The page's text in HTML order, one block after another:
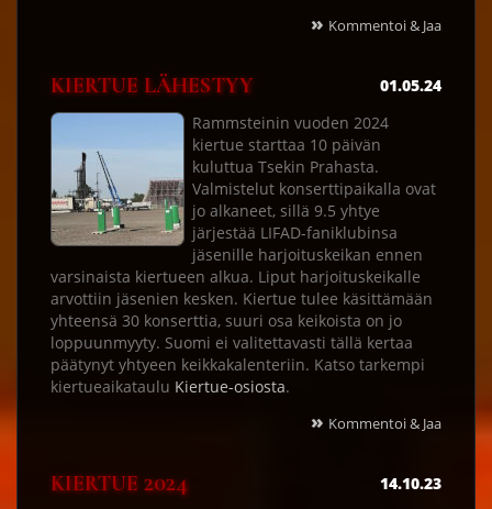
» Kommentoi & Jaa
KIERTUE LÄHESTYY
01.05.24
Rammsteinin vuoden 2024
kiertue starttaa 10 päivän
kuluttua Tsekin Prahasta.
Valmistelut konserttipaikalla ovat
jo alkaneet, sillä 9.5 yhtye
järjestää LIFAD-faniklubinsa
jäsenille harjoituskeikan ennen
varsinaista kiertueen alkua. Liput harjoituskeikalle
arvottiin jäsenien kesken. Kiertue tulee käsittämään
yhteensä 30 konserttia, suuri osa keikoista on jo
loppuunmyyty. Suomi ei valitettavasti tällä kertaa
päätynyt yhtyeen keikkakalenteriin. Katso tarkempi
kiertueaikataulu Kiertue-osiosta.
» Kommentoi & Jaa
KIERTUE 2024
14.10.23